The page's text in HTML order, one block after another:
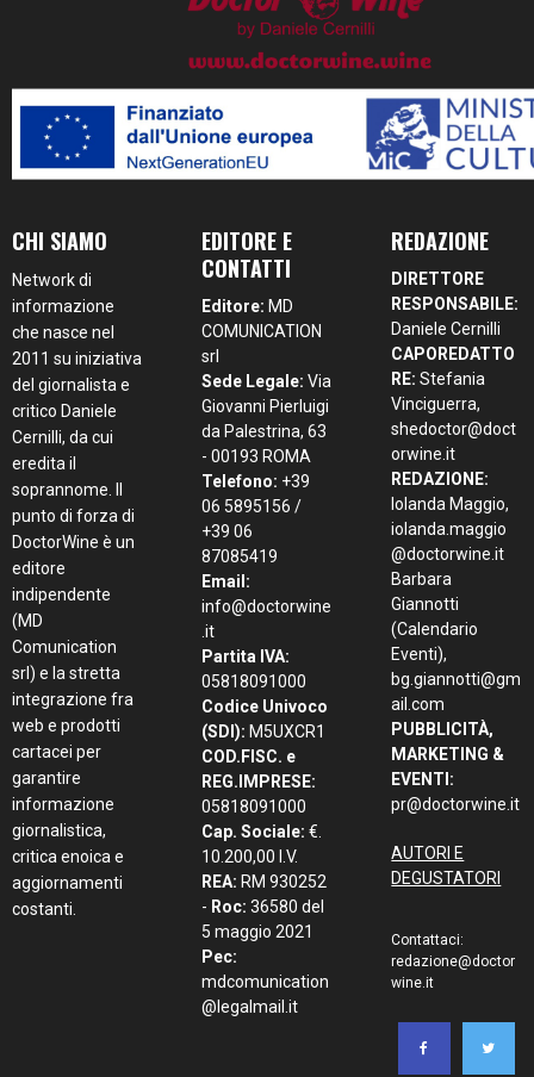
CHI SIAMO
Network di
informazione
che nasce nel
2011 su iniziativa
del giornalista e
critico Daniele
Cernilli, da cui
eredita il
soprannome. Il
punto di forza di
DoctorWine è un
editore
indipendente
(MD
Comunication
srl) e la stretta
integrazione fra
web e prodotti
cartacei per
garantire
informazione
giornalistica,
critica enoica e
aggiornamenti
costanti.
EDITORE E
CONTATTI
Editore: MD
COMUNICATION
srl
Sede Legale: Via
Giovanni Pierluigi
da Palestrina, 63
- 00193 ROMA
Telefono: +39
06 5895156 /
+39 06
87085419
Email:
info@doctorwine
.it
Partita IVA:
05818091000
Codice Univoco
(SDI): M5UXCR1
COD.FISC. e
REG.IMPRESE:
05818091000
Cap. Sociale: €.
10.200,00 I.V.
REA: RM 930252
- Roc: 36580 del
5 maggio 2021
Pec:
mdcomunication
@legalmail.it
REDAZIONE
DIRETTORE
RESPONSABILE:
Daniele Cernilli
CAPOREDATTO
RE: Stefania
Vinciguerra,
shedoctor@doct
orwine.it
REDAZIONE:
Iolanda Maggio,
iolanda.maggio
@doctorwine.it
Barbara
Giannotti
(Calendario
Eventi),
bg.giannotti@gm
ail.com
PUBBLICITÀ,
MARKETING &
EVENTI:
pr@doctorwine.it
AUTORI E
DEGUSTATORI
Contattaci:
redazione@doctor
wine.it